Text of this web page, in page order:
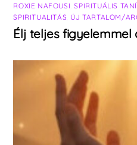
ROXIE NAFOUSI ,SPIRITUÁLIS
SPIRITUALITÁS ÚJ TARTALOM/
Élj teljes figyelemmel